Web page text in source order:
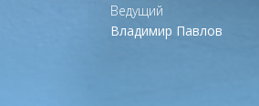
Ведущий
Владимир Павлов